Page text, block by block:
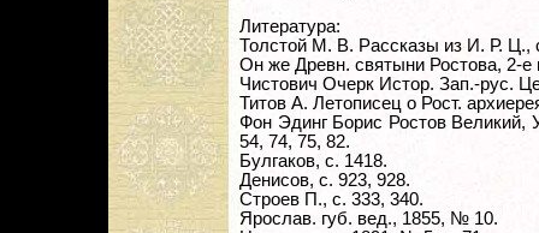
Литература:
Толстой М. В. Рассказы из И. Р. Ц.,
Он же Древн. святыни Ростова, 2-
Чистович Очерк Истор. Зап.-рус.
Титов А. Летописец о Рост.
Фон Эдинг Борис Ростов
54, 74, 75, 82.
Булгаков, с. 1418.
Денисов, с. 923, 928.
Строев П., с. 333, 340.
Ярослав. губ. вед., 1855, № 10.